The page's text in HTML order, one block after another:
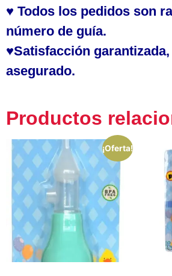
♥ Todos los pedidos son
número de guía.
♥Satisfacción
asegurado.
Productos
¡Oferta!